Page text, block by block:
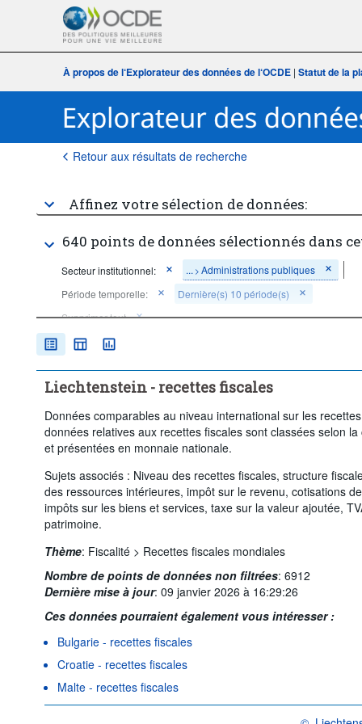
À propos de l‘Explorateur des données de l‘OCDE | Statut de la
Retour aux résultats de recherche
Affinez votre sélection de données:
640 points de données sélectionnés dans
Secteur institutionnel: ... > Administrations publiques
Période temporelle:
Dernière(s) 10 période(s)
Supprimer tout
Liechtenstein - recettes fiscales
Données comparables au niveau international sur les
données relatives aux recettes fiscales sont classées selon
et présentées en monnaie nationale.
Sujets associés : Niveau des recettes fiscales, structure
des ressources intérieures, impôt sur le revenu, cotisations
impôts sur les biens et services, taxe sur la valeur ajoutée,
patrimoine.
Thème: Fiscalité > Recettes fiscales mondiales
Nombre de points de données non filtrées: 6912
Dernière mise à jour: 09 janvier 2026 à 16:29:26
Ces données pourraient également vous intéresser :
Bulgarie - recettes fiscales
Croatie - recettes fiscales
Malte - recettes fiscales